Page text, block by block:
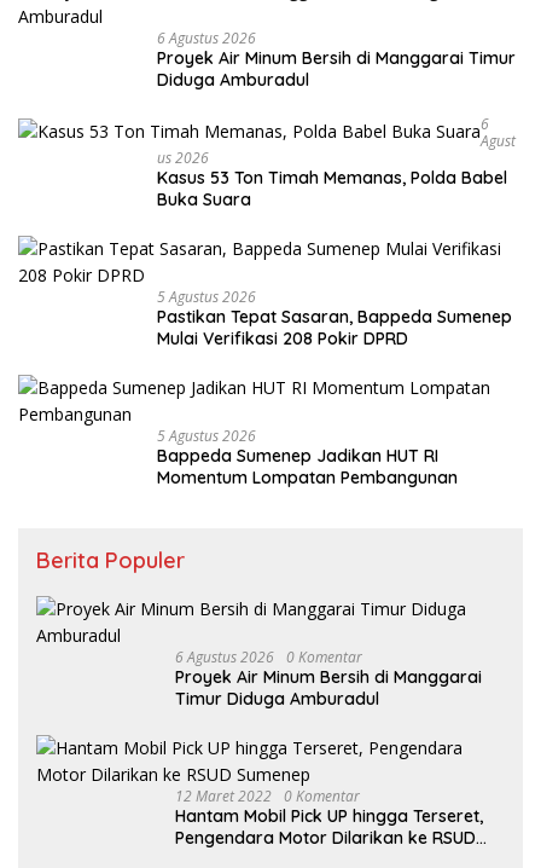
6 Agustus 2026
Proyek Air Minum Bersih di Manggarai Timur
Diduga Amburadul
6
Agust
Us 2026
Kasus 53 Ton Timah Memanas, Polda Babel
Buka Suara
5 Agustus 2026
Pastikan Tepat Sasaran, Bappeda Sumenep
Mulai Verifikasi 208 Pokir DPRD
5 Agustus 2026
Bappeda Sumenep Jadikan HUT RI
Momentum Lompatan Pembangunan
Berita Populer
6 Agustus 2026 0 Komentar
Proyek Air Minum Bersih di Manggarai
Timur Diduga Amburadul
12 Maret 2022 0 Komentar
Hantam Mobil Pick UP hingga Terseret,
Pengendara Motor Dilarikan ke RSUD